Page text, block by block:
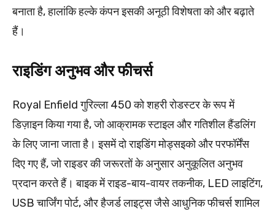
बनाता है, हालांकि हल्के कंपन इसकी अनूठी विशेषता को और बढ़ाते
हैं।
राइडिंग अनुभव और फीचर्स
Royal Enfield गुरिल्ला 450 को शहरी रोडस्टर के रूप में
डिज़ाइन किया गया है, जो आक्रामक स्टाइल और गतिशील हैंडलिंग
के लिए जाना जाता है। इसमें दो राइडिंग मोड्सइको और परफॉर्मेंस
दिए गए हैं, जो राइडर की जरूरतों के अनुसार अनुकूलित अनुभव
प्रदान करते हैं। बाइक में राइड-बाय-वायर तकनीक, LED लाइटिंग,
USB चार्जिंग पोर्ट, और हैजर्ड लाइट्स जैसे आधुनिक फीचर्स शामिल